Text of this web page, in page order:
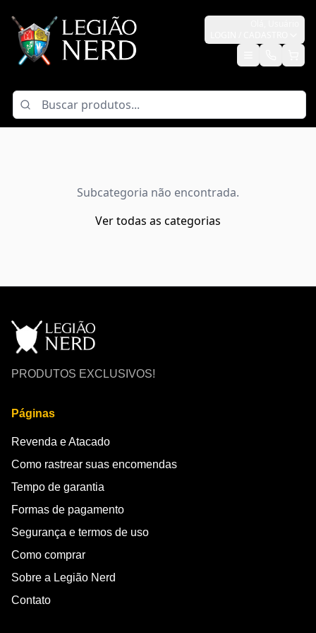
Subcategoria não encontrada.
Ver todas as categorias
PRODUTOS EXCLUSIVOS!
Páginas
Revenda e Atacado
Como rastrear suas encomendas
Tempo de garantia
Formas de pagamento
Segurança e termos de uso
Como comprar
Sobre a Legião Nerd
Contato